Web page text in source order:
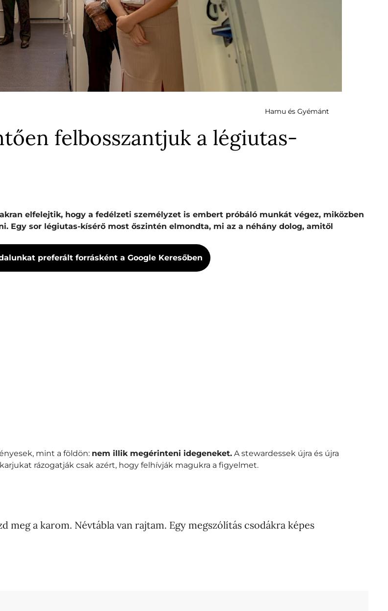
Hamu és Gyémánt
felbosszantjuk a légiutas-
elfelejtik, hogy a fedélzeti személyzet is embert próbáló munkát végez, miközben
Egy sor légiutas-kísérő most őszintén elmondta, mi az a néhány dolog, amitől
preferált forrásként a Google Keresőben
mint a földön: nem illik megérinteni idegeneket. A stewardessek újra és újra
rázogatják csak azért, hogy felhívják magukra a figyelmet.
meg a karom. Névtábla van rajtam. Egy megszólítás csodákra képes